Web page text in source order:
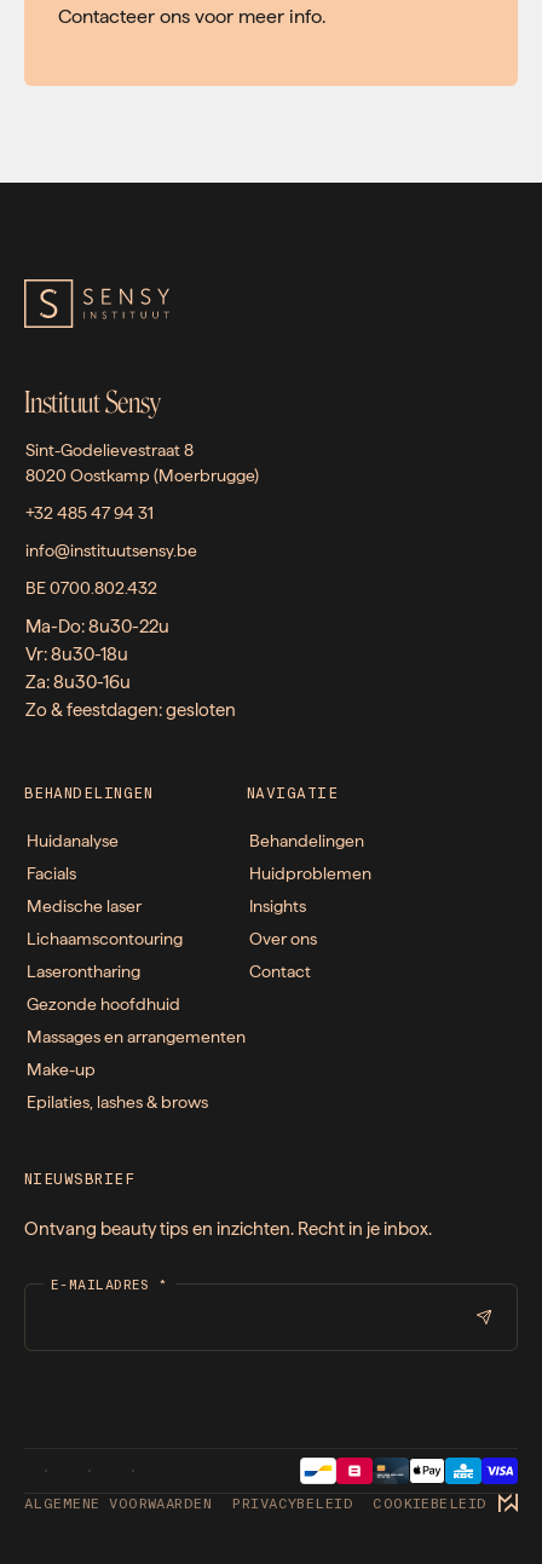
Contacteer ons voor meer info.
Instituut Sensy
Sint-Godelievestraat 8
8020 Oostkamp (Moerbrugge)
+32 485 47 94 31
info@instituutsensy.be
BE 0700.802.432
Ma-Do: 8u30-22u
Vr: 8u30-18u
Za: 8u30-16u
Zo & feestdagen: gesloten
BEHANDELINGEN
Huidanalyse
Facials
Medische laser
Lichaamscontouring
Laserontharing
Gezonde hoofdhuid
Massages en arrangementen
Make-up
Epilaties, lashes & brows
NAVIGATIE
Behandelingen
Huidproblemen
Insights
Over ons
Contact
NIEUWSBRIEF
Ontvang beauty tips en inzichten. Recht in je inbox.
E-MAILADRES *
ALGEMENE VOORWAARDEN PRIVACYBELEID COOKIEBELEID